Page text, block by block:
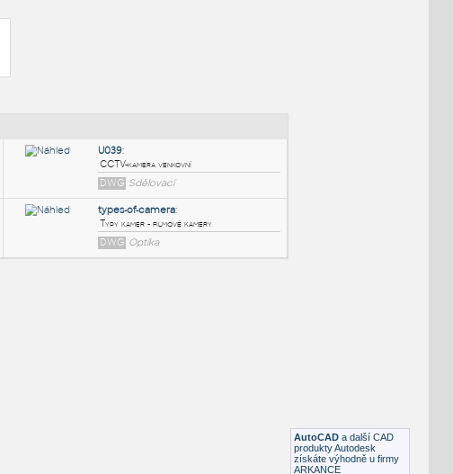
AutoCAD a další CAD
produkty Autodesk
získáte výhodně u firmy
ARKANCE